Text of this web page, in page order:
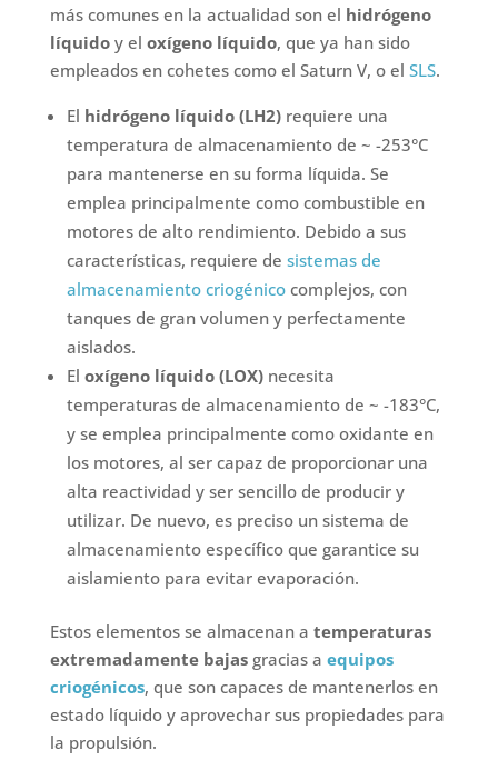
más comunes en la actualidad son el hidrógeno
líquidoy el oxígeno líquido, que ya han sido
empleados en cohetes como el Saturn V, o el SLS.
El hidrógeno líquido (LH2) requiere una
temperatura de almacenamiento de ~ -253°C
para mantenerse en su forma líquida. Se
emplea principalmente como combustible en
motores de alto rendimiento. Debido a sus
características, requiere de sistemas de
almacenamiento criogénicocomplejos, con
tanques de gran volumen y perfectamente
aislados.
El oxígeno líquido (LOX)necesita
temperaturas de almacenamiento de ~ -183°C,
y se emplea principalmente como oxidante en
los motores, al ser capaz de proporcionar una
alta reactividad y ser sencillo de producir y
utilizar. De nuevo, es preciso un sistema de
almacenamiento específico que garantice su
aislamiento para evitar evaporación.
Estos elementos se almacenan a temperaturas
extremadamente bajas gracias a equipos
criogénicos, que son capaces de mantenerlos en
estado líquido y aprovechar sus propiedades para
la propulsión.